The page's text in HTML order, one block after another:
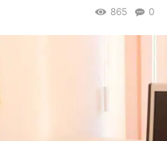
0
865